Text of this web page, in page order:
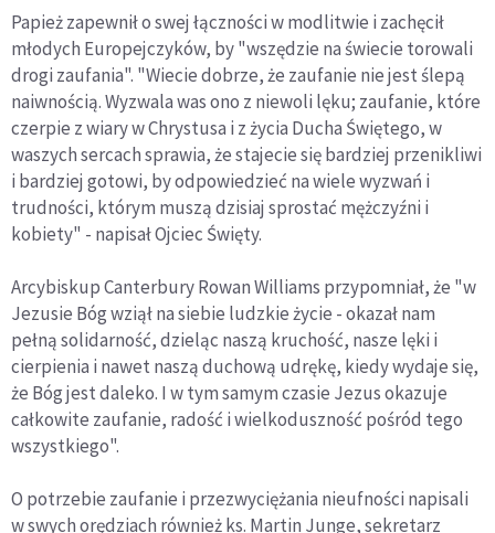
Papież zapewnił o swej łączności w modlitwie i zachęcił
młodych Europejczyków, by "wszędzie na świecie torowali
drogi zaufania". "Wiecie dobrze, że zaufanie nie jest ślepą
naiwnością. Wyzwala was ono z niewoli lęku; zaufanie, które
czerpie z wiary w Chrystusa i z życia Ducha Świętego, w
waszych sercach sprawia, że stajecie się bardziej przenikliwi
i bardziej gotowi, by odpowiedzieć na wiele wyzwań i
trudności, którym muszą dzisiaj sprostać mężczyźni i
kobiety" - napisał Ojciec Święty.
Arcybiskup Canterbury Rowan Williams przypomniał, że "w
Jezusie Bóg wziął na siebie ludzkie życie - okazał nam
pełną solidarność, dzieląc naszą kruchość, nasze lęki i
cierpienia i nawet naszą duchową udrękę, kiedy wydaje się,
że Bóg jest daleko. I w tym samym czasie Jezus okazuje
całkowite zaufanie, radość i wielkoduszność pośród tego
wszystkiego".
O potrzebie zaufanie i przezwyciężania nieufności napisali
w swych orędziach również ks. Martin Junge, sekretarz